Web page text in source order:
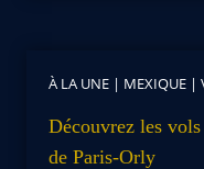
À LA UNE | MEXIQUE |
Découvrez les
de Paris-Orly